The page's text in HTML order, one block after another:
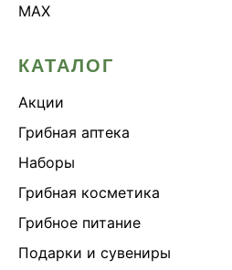
MAX
КАТАЛОГ
Акции
Грибная аптека
Наборы
Грибная косметика
Грибное питание
Подарки и сувениры